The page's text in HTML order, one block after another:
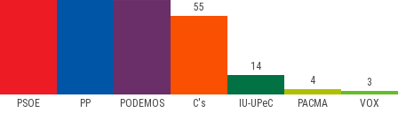
PSOE PP PODEMOS C's IU-UPeC PACMA VOX
55
14
4
3